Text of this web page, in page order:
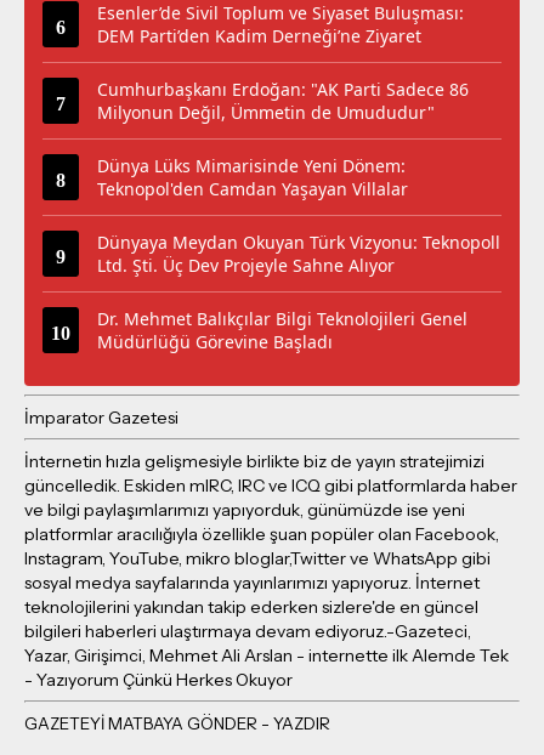
Esenler’de Sivil Toplum ve Siyaset Buluşması:
DEM Parti’den Kadim Derneği’ne Ziyaret
Cumhurbaşkanı Erdoğan: "AK Parti Sadece 86
Milyonun Değil, Ümmetin de Umududur"
Dünya Lüks Mimarisinde Yeni Dönem:
Teknopol'den Camdan Yaşayan Villalar
Dünyaya Meydan Okuyan Türk Vizyonu: Teknopoll
Ltd. Şti. Üç Dev Projeyle Sahne Alıyor
Dr. Mehmet Balıkçılar Bilgi Teknolojileri Genel
Müdürlüğü Görevine Başladı
İmparator Gazetesi
İnternetin hızla gelişmesiyle birlikte biz de yayın stratejimizi
güncelledik. Eskiden mIRC, IRC ve ICQ gibi platformlarda haber
ve bilgi paylaşımlarımızı yapıyorduk, günümüzde ise yeni
platformlar aracılığıyla özellikle şuan popüler olan Facebook,
Instagram, YouTube, mikro bloglar,Twitter ve WhatsApp gibi
sosyal medya sayfalarında yayınlarımızı yapıyoruz. İnternet
teknolojilerini yakından takip ederken sizlere'de en güncel
bilgileri haberleri ulaştırmaya devam ediyoruz.-Gazeteci,
Yazar, Girişimci, Mehmet Ali Arslan - internette ilk Alemde Tek
- Yazıyorum Çünkü Herkes Okuyor